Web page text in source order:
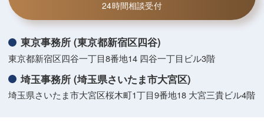
24時間相談受付
東京事務所 (東京都新宿区四谷)
東京都新宿区四谷一丁目8番地14 四谷一丁目ビル3階
埼玉事務所 (埼玉県さいたま市大宮区)
埼玉県さいたま市大宮区桜木町1丁目9番地18 大宮三貴ビル4階